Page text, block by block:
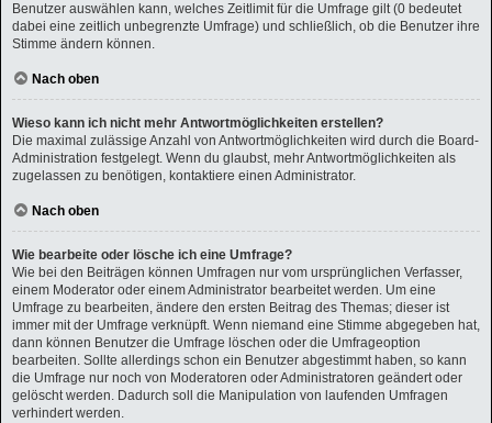
Benutzer auswählen kann, welches Zeitlimit für die Umfrage gilt (0 bedeutet
dabei eine zeitlich unbegrenzte Umfrage) und schließlich, ob die Benutzer ihre
Stimme ändern können.
Nach oben
Wieso kann ich nicht mehr Antwortmöglichkeiten erstellen?
Die maximal zulässige Anzahl von Antwortmöglichkeiten wird durch die Board-
Administration festgelegt. Wenn du glaubst, mehr Antwortmöglichkeiten als
zugelassen zu benötigen, kontaktiere einen Administrator.
Nach oben
Wie bearbeite oder lösche ich eine Umfrage?
Wie bei den Beiträgen können Umfragen nur vom ursprünglichen Verfasser,
einem Moderator oder einem Administrator bearbeitet werden. Um eine
Umfrage zu bearbeiten, ändere den ersten Beitrag des Themas; dieser ist
immer mit der Umfrage verknüpft. Wenn niemand eine Stimme abgegeben hat,
dann können Benutzer die Umfrage löschen oder die Umfrageoption
bearbeiten. Sollte allerdings schon ein Benutzer abgestimmt haben, so kann
die Umfrage nur noch von Moderatoren oder Administratoren geändert oder
gelöscht werden. Dadurch soll die Manipulation von laufenden Umfragen
verhindert werden.